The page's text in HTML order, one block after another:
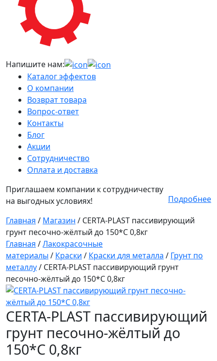
Напишите нам:
Каталог эффектов
О компании
Возврат товара
Вопрос-ответ
Контакты
Блог
Акции
Сотрудничество
Оплата и доставка
Приглашаем компании к сотрудничеству
на выгодных условиях!
Подробнее
Главная / Магазин / CERTA-PLAST пассивирующий
грунт песочно-жёлтый до 150*С 0,8кг
Главная /Лакокрасочные
материалы / Краски / Краски для металла / Грунт по
металлу/ CERTA-PLAST пассивирующий грунт
песочно-жёлтый до 150*С 0,8кг
CERTA-PLAST пассивирующий
грунт песочно-жёлтый до
150*С 0,8кг